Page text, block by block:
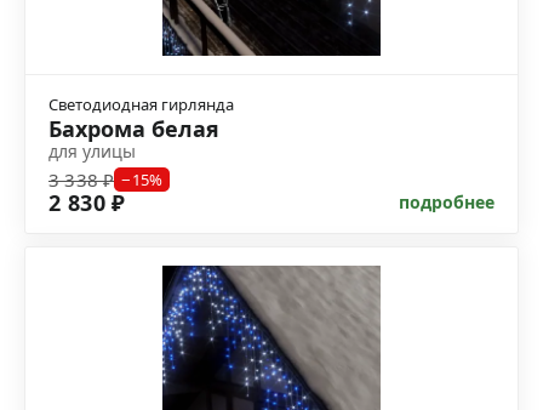
Светодиодная гирлянда
Бахрома белая
для улицы
3 338 ₽ −15%
2 830 ₽ подробнее